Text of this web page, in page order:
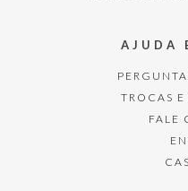
AJUDA
TROCAS
FALE